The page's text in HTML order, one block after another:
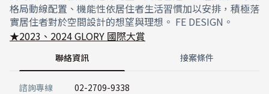
格局動線配置、機能性依居住者生活習慣加以安排，積極落
實居住者對於空間設計的想望與理想。 FE DESIGN。
★2023、2024 GLORY 國際大賞
聯絡資訊 接案條件
諮詢專線
02-2709-9338